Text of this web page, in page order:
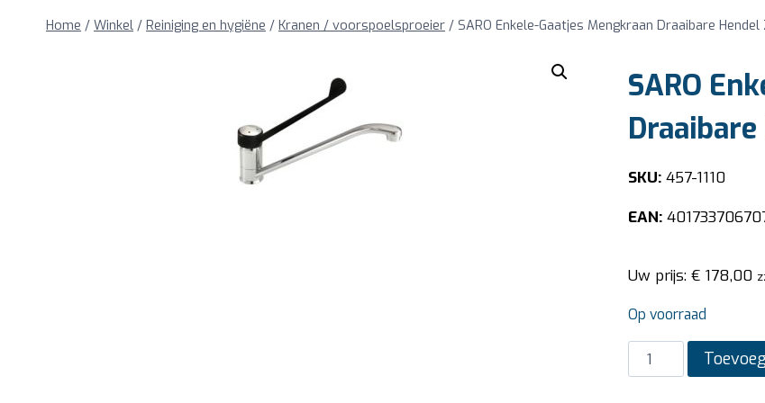
Home / Winkel / Reiniging en hygiëne / Kranen / voorspoelsproeier / SARO Enkele-Gaatjes Mengkraan Draaibare
SARO
SKU:457-1110
EAN:
Uw prijs: €178,00
Op voorraad
SARO
Enkele-